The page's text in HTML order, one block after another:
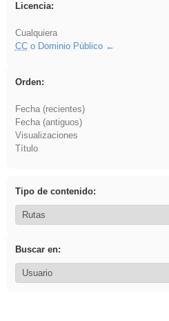
Licencia:
Cualquiera
CCo Dominio Público
Orden:
Fecha (recientes)
Fecha (antiguos)
Visualizaciones
Título
Tipo de contenido:
Buscar en: